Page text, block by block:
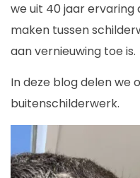
we uit 40 jaar
maken tussen
aan vernieuwing toe is.
In deze blog delen we
buitenschilderwerk.